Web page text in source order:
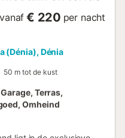
vanaf € 220 per nacht
(Dénia), Dénia
50 m tot de kust
Terras,
Omheind